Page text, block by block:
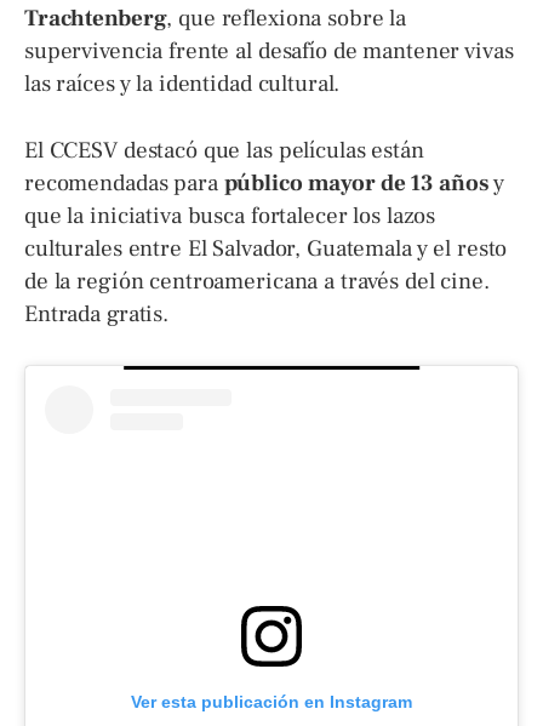
Trachtenberg, que reflexiona sobre la
supervivencia frente al desafío de mantener vivas
las raíces y la identidad cultural.
El CCESV destacó que las películas están
recomendadas para público mayor de 13 añosy
que la iniciativa busca fortalecer los lazos
culturales entre El Salvador, Guatemala y el resto
de la región centroamericana a través del cine.
Entrada gratis.
Ver esta publicación en Instagram